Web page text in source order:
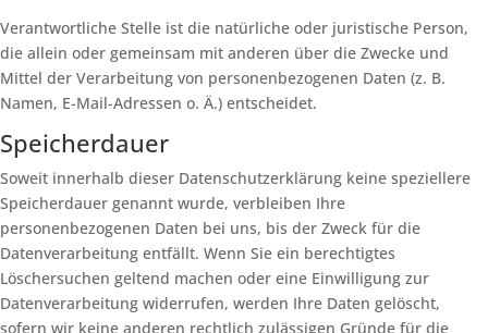
Verantwortliche Stelle ist die natürliche oder juristische Person,
die allein oder gemeinsam mit anderen über die Zwecke und
Mittel der Verarbeitung von personenbezogenen Daten (z. B.
Namen, E-Mail-Adressen o. Ä.) entscheidet.
Speicherdauer
Soweit innerhalb dieser Datenschutzerklärung keine speziellere
Speicherdauer genannt wurde, verbleiben Ihre
personenbezogenen Daten bei uns, bis der Zweck für die
Datenverarbeitung entfällt. Wenn Sie ein berechtigtes
Löschersuchen geltend machen oder eine Einwilligung zur
Datenverarbeitung widerrufen, werden Ihre Daten gelöscht,
sofern wir keine anderen rechtlich zulässigen Gründe für die